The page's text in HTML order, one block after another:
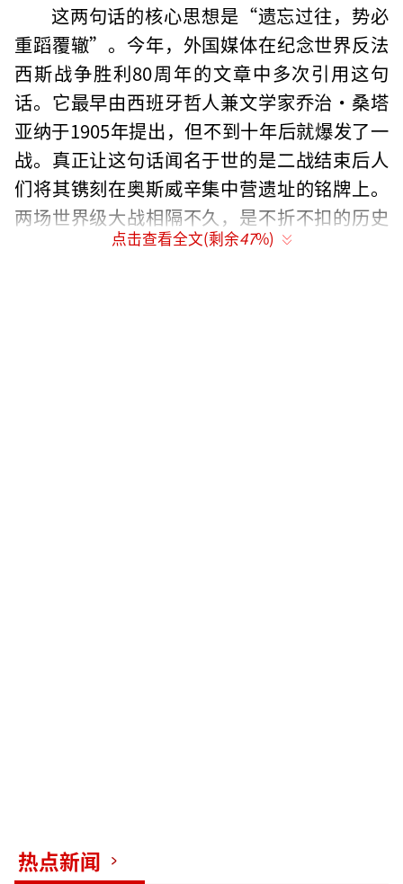
这两句话的核心思想是“遗忘过往，势必
重蹈覆辙”。今年，外国媒体在纪念世界反法
西斯战争胜利80周年的文章中多次引用这句
话。它最早由西班牙哲人兼文学家乔治·桑塔
亚纳于1905年提出，但不到十年后就爆发了一
战。真正让这句话闻名于世的是二战结束后人
们将其镌刻在奥斯威辛集中营遗址的铭牌上。
两场世界级大战相隔不久，是不折不扣的历史
重演的悲剧。点击查看全文(剩余47%)
热点新闻